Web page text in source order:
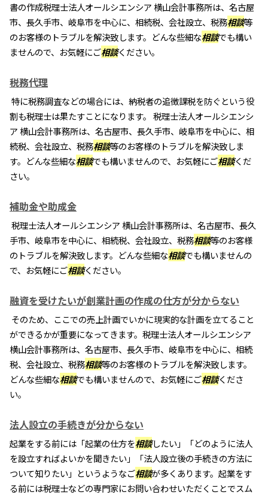
書の作成税理士法人オールシエンシア 横山会計事務所は、名古屋
市、長久手市、岐阜市を中心に、相続税、会社設立、税務相談等
のお客様のトラブルを解決致します。どんな些細な相談でも構い
ませんので、お気軽にご相談ください。
税務代理
特に税務調査などの場合には、納税者の追徴課税を防ぐという役
割も税理士は果たすことになります。 税理士法人オールシエンシ
ア 横山会計事務所は、名古屋市、長久手市、岐阜市を中心に、相
続税、会社設立、税務相談等のお客様のトラブルを解決致しま
す。どんな些細な相談でも構いませんので、お気軽にご相談くだ
さい。
補助金や助成金
税理士法人オールシエンシア 横山会計事務所は、名古屋市、長久
手市、岐阜市を中心に、相続税、会社設立、税務相談等のお客様
のトラブルを解決致します。どんな些細な相談でも構いませんの
で、お気軽にご相談ください。
融資を受けたいが創業計画の作成の仕方が分からない
そのため、ここでの売上計画でいかに現実的な計画を立てること
ができるかが重要になってきます。税理士法人オールシエンシア
横山会計事務所は、名古屋市、長久手市、岐阜市を中心に、相続
税、会社設立、税務相談等のお客様のトラブルを解決致します。
どんな些細な相談でも構いませんので、お気軽にご相談くださ
い。
法人設立の手続きが分からない
起業をする前には「起業の仕方を相談したい」「どのように法人
を設立すればよいかを聞きたい」「法人設立後の手続きの方法に
ついて知りたい」というようなご相談が多くあります。起業をす
る前には税理士などの専門家にお問い合わせいただくことでスム